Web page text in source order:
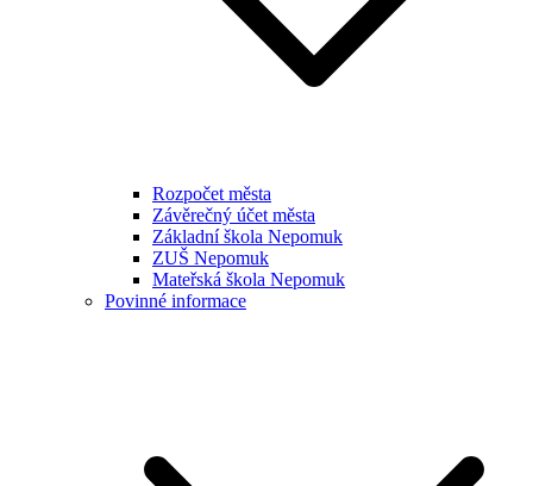
Rozpočet města
Závěrečný účet města
Základní škola Nepomuk
ZUŠ Nepomuk
Mateřská škola Nepomuk
Povinné informace